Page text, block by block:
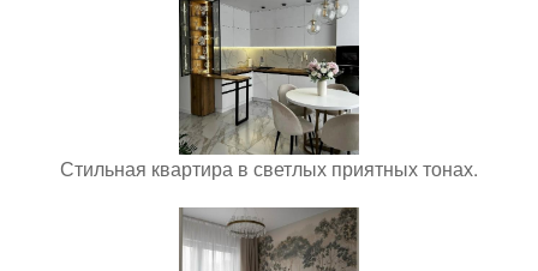
Стильная квартира в светлых приятных тонах.